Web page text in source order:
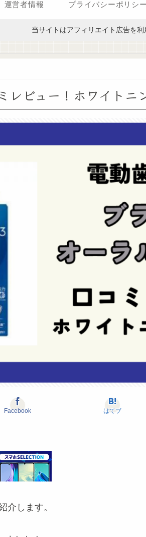
運営者情報
当サイトはアフィリエイト広告を利
レビュー！ホワイト
Facebook はてブ
介します。